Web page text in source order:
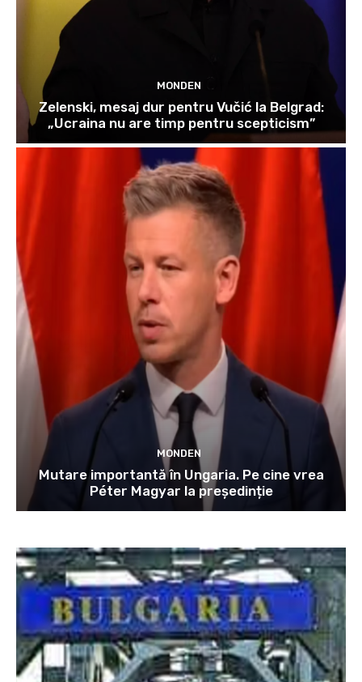
MONDEN
Zelenski, mesaj dur pentru Vučić la Belgrad:
„Ucraina nu are timp pentru scepticism”
MONDEN
Mutare importantă în Ungaria. Pe cine vrea
Péter Magyar la președinție